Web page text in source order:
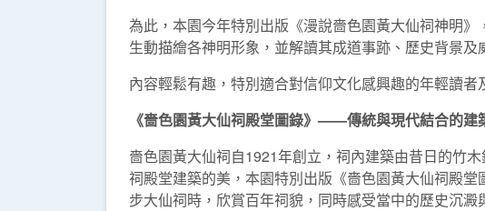
為此，本園今年特別出版《漫說嗇色園黃大仙祠神明
生動描繪各神明形象，並解讀其成道事跡、歷史背景
內容輕鬆有趣，特別適合對信仰文化感興趣的年輕讀
《嗇色園黃大仙祠殿堂圖錄》——傳統與現代結合的建
嗇色園黃大仙祠自1921年創立，祠內建築由昔日的竹
祠殿堂建築的美，本園特別出版《嗇色園黃大仙祠殿
步大仙祠時，欣賞百年祠貌，同時感受當中的歷史沉澱